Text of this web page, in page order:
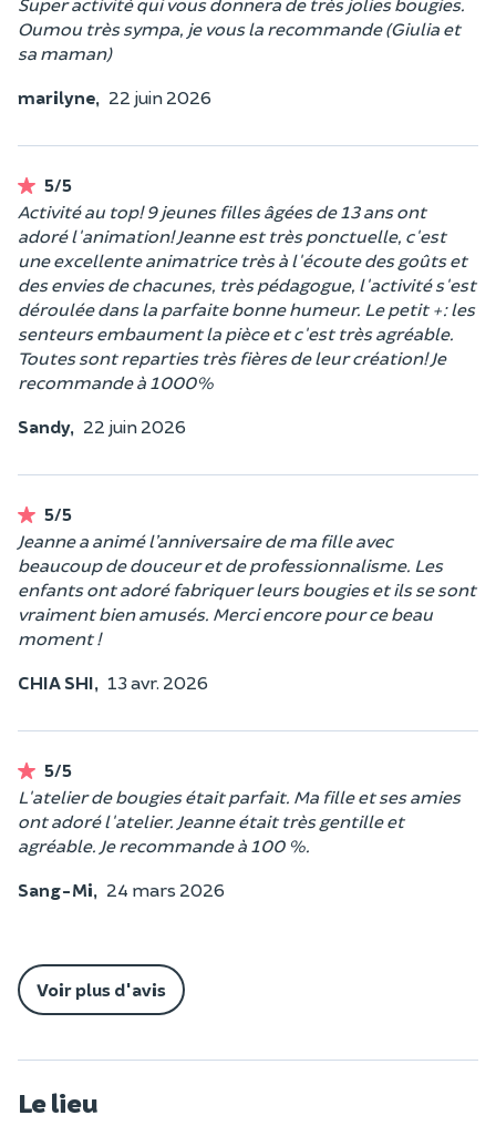
Oumou très sympa, je vous la recommande (Giulia et
sa maman)
marilyne, 22 juin 2026
5/5
Activité au top! 9 jeunes filles âgées de 13 ans ont
adoré l'animation! Jeanne est très ponctuelle, c'est
une excellente animatrice très à l'écoute des goûts et
des envies de chacunes, très pédagogue, l'activité s'est
déroulée dans la parfaite bonne humeur. Le petit +: les
senteurs embaument la pièce et c'est très agréable.
Toutes sont reparties très fières de leur création! Je
recommande à 1000%
Sandy, 22 juin 2026
5/5
Jeanne a animé l’anniversaire de ma fille avec
beaucoup de douceur et de professionnalisme. Les
enfants ont adoré fabriquer leurs bougies et ils se sont
vraiment bien amusés. Merci encore pour ce beau
moment !
CHIA SHI, 13 avr. 2026
5/5
L'atelier de bougies était parfait. Ma fille et ses amies
ont adoré l'atelier. Jeanne était très gentille et
agréable. Je recommande à 100 %.
Sang-Mi, 24 mars 2026
Voir plus d'avis
Le lieu